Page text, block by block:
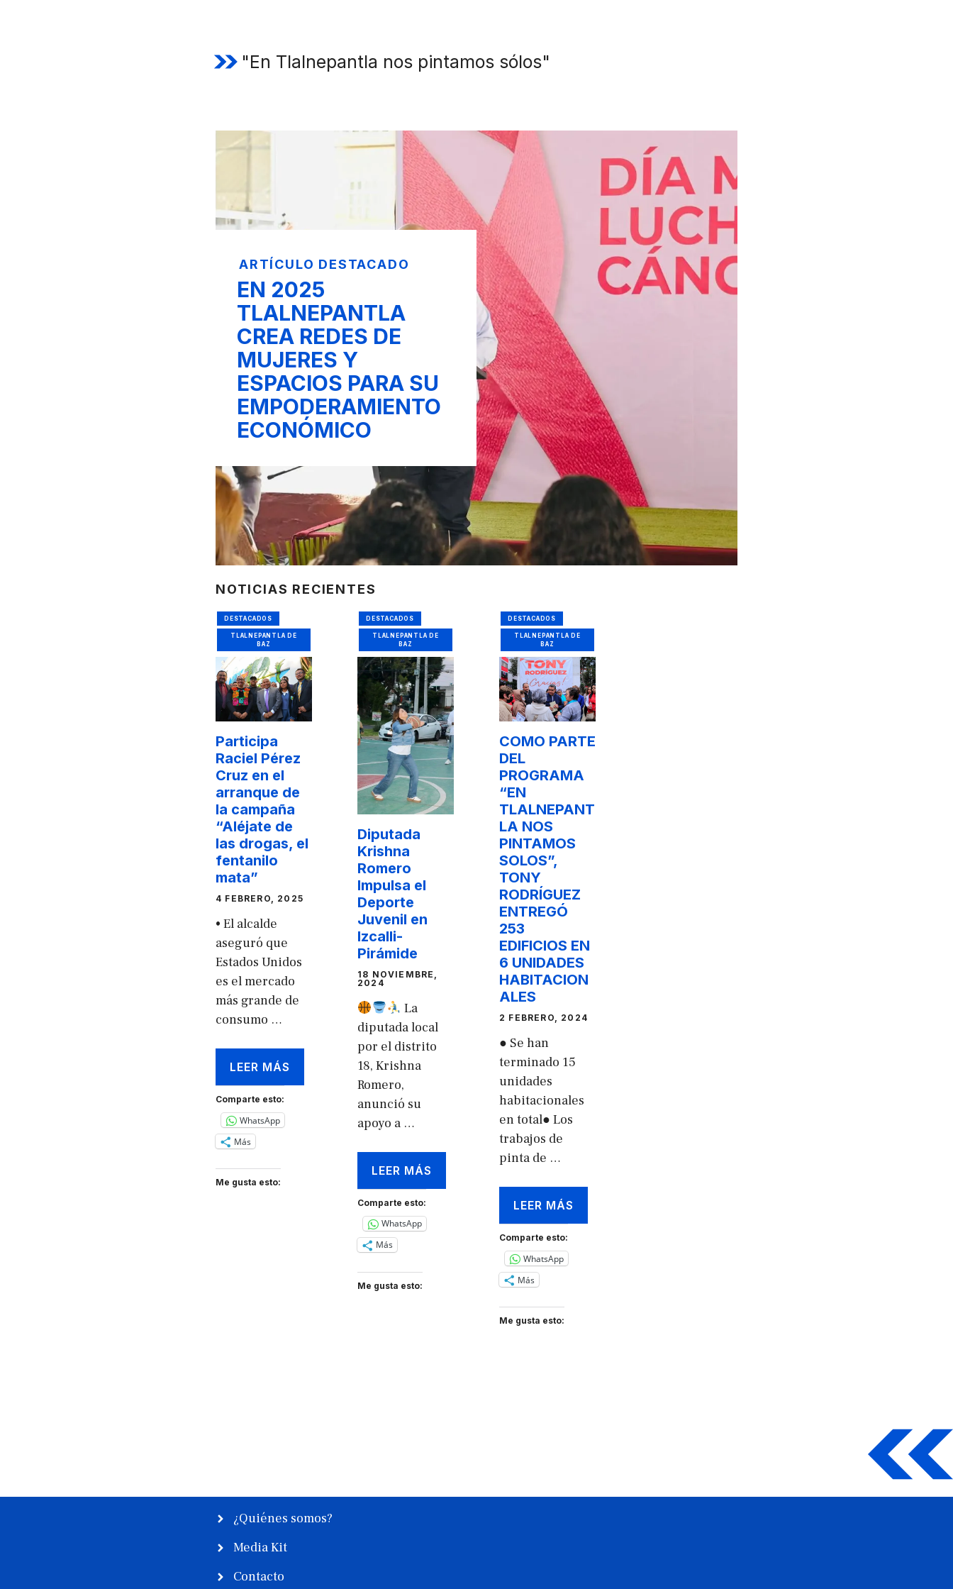
"En Tlalnepantla nos pintamos sólos"
ARTÍCULO DESTACADO
EN 2025
TLALNEPANTLA
CREA REDES DE
MUJERES Y
ESPACIOS PARA SU
EMPODERAMIENTO
ECONÓMICO
NOTICIAS RECIENTES
DESTACADOS
TLALNEPANTLA DE
BAZ
Participa
Raciel Pérez
Cruz en el
arranque de
la campaña
“Aléjate de
las drogas, el
fentanilo
mata”
4 FEBRERO, 2025
• El alcalde
aseguró que
Estados Unidos
es el mercado
más grande de
consumo …
LEER MÁS
Comparte esto:
WhatsApp
Más
Me gusta esto:
DESTACADOS
TLALNEPANTLA DE
BAZ
Diputada
Krishna
Romero
Impulsa el
Deporte
Juvenil en
Izcalli-
Pirámide
18 NOVIEMBRE,
2024
La
diputada local
por el distrito
18, Krishna
Romero,
anunció su
apoyo a …
LEER MÁS
Comparte esto:
WhatsApp
Más
Me gusta esto:
DESTACADOS
TLALNEPANTLA DE
BAZ
COMO PARTE
DEL
PROGRAMA
“EN
TLALNEPANT
LA NOS
PINTAMOS
SOLOS”,
TONY
RODRÍGUEZ
ENTREGÓ
253
EDIFICIOS EN
6 UNIDADES
HABITACION
ALES
2 FEBRERO, 2024
● Se han
terminado 15
unidades
habitacionales
en total● Los
trabajos de
pinta de …
LEER MÁS
Comparte esto:
WhatsApp
Más
Me gusta esto:
¿Quiénes somos?
Media Kit
Contacto